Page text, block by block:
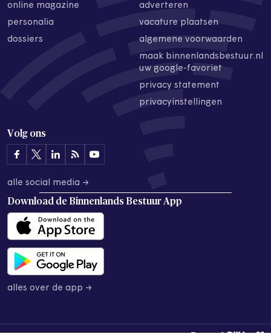
online magazine
personalia
dossiers
adverteren
vacature plaatsen
algemene voorwaarden
maak binnenlandsbestuur.nl
uw google-favoriet
privacy statement
privacyinstellingen
Volg ons
alle social media →
Download de Binnenlands Bestuur App
alles over de app →